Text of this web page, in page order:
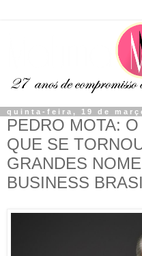
quinta-feira, 19 de
PEDRO MOTA:
QUE SE
GRANDES
BUSINESS